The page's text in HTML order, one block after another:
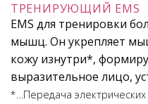
ТРЕНИРУЮЩИЙ EMS
EMS для тренировки
мышц. Он укрепляет
кожу изнутри*,
выразительное лицо,
*…Передача